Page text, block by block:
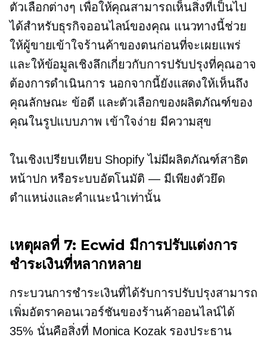
ตัวเลือกต่างๆ เพื่อให้คุณสามารถเห็นสิ่งที่เป็นไป
ได้สำหรับธุรกิจออนไลน์ของคุณ แนวทางนี้ช่วย
ให้ผู้ขายเข้าใจร้านค้าของตนก่อนที่จะเผยแพร่
และให้ข้อมูลเชิงลึกเกี่ยวกับการปรับปรุงที่คุณอาจ
ต้องการดำเนินการ นอกจากนี้ยังแสดงให้เห็นถึง
คุณลักษณะ ข้อดี และตัวเลือกของผลิตภัณฑ์ของ
คุณในรูปแบบภาพ เข้าใจง่าย มีความสุข
ในเชิงเปรียบเทียบ Shopify ไม่มีผลิตภัณฑ์สาธิต
หน้าปก หรือระบบอัตโนมัติ — มีเพียงตัวยึด
ตำแหน่งและคำแนะนำเท่านั้น
เหตุผลที่ 7: Ecwid มีการปรับแต่งการ
ชำระเงินที่หลากหลาย
กระบวนการชำระเงินที่ได้รับการปรับปรุงสามารถ
เพิ่มอัตราคอนเวอร์ชันของร้านค้าออนไลน์ได้
35% นั่นคือสิ่งที่ Monica Kozak รองประธาน